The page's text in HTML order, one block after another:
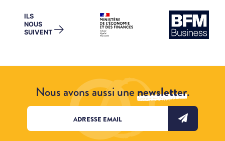
ILS
NOUS
SUIVENT →
Nous avons aussi unenewsletter.